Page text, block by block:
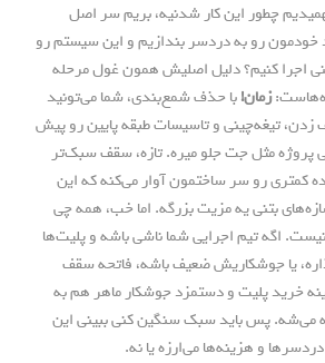
چطور این کار شدنیه، بریم سر اصل
خودمون رو به دردسر بندازیم و این سیستم رو
اجرا کنیم؟ دلیل اصلیش همون غول مرحله
زمان!با حذف شمع‌بندی، شما می‌تونید
زدن، تیغه‌چینی و تاسیسات طبقه پایین رو پیش
پروژه مثل جت جلو میره. تازه، سقف سبک‌تر
کمتری رو سر ساختمون آوار می‌کنه که این
بتنی یه مزیت بزرگه. اما خب، همه چی
اگه تیم اجرایی شما ناشی باشه و پلیت‌ها
یا جوشکاریش ضعیف باشه، فاتحه سقف
خرید پلیت و دستمزد جوشکار ماهر هم به
می‌شه. پس باید سبک سنگین کنی ببینی این
و هزینه‌ها می‌ارزه یا نه.